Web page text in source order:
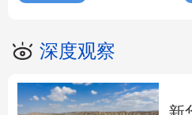
深度观察